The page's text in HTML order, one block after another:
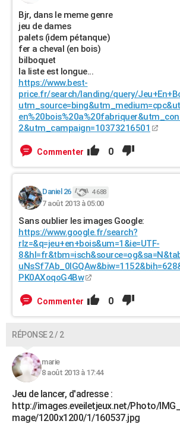
Bjr, dans le meme genre
jeu de dames
palets (idem pétanque)
fer a cheval (en bois)
bilboquet
la liste est longue...
https://www.best-
price.fr/search/landing/query/
2&utm_campaign=10373216501
Commenter 0
Daniel 26 4 688
7 août 2013 à 05:00
Sans oublier les images Google:
https://www.google.fr/search?
rlz=&q=jeu+en+bois&um=1&ie=UTF-
PK0AXoqoG4Bw
Commenter 0
RÉPONSE 2 / 2
marie
8 août 2013 à 17:44
Jeu de lancer, d'adresse :
http://images.eveiletjeux.net/Photo/
mage/1200x1200/1/160537.jpg